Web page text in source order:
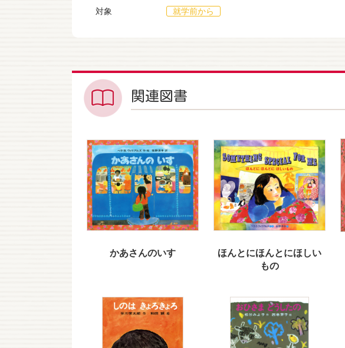
対象
就学前から
関連図書
かあさんのいす
ほんとにほんとにほしい
もの